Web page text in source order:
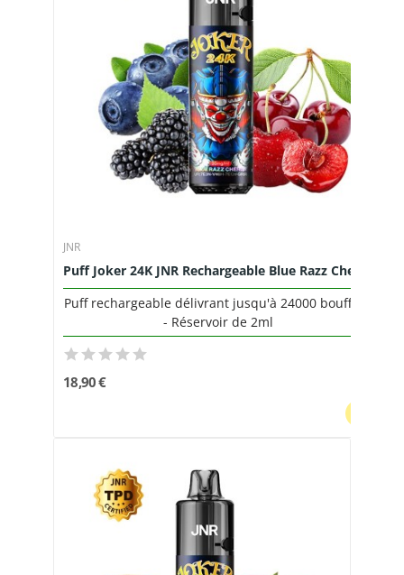
JNR
Puff Joker 24K JNR Rechargeable Blue Razz Cherry
Puff rechargeable délivrant jusqu'à 24000 bouffées
- Réservoir de 2ml
18,90 €